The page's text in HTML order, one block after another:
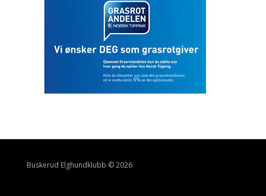
Buskerud Elghundklubb © 2026